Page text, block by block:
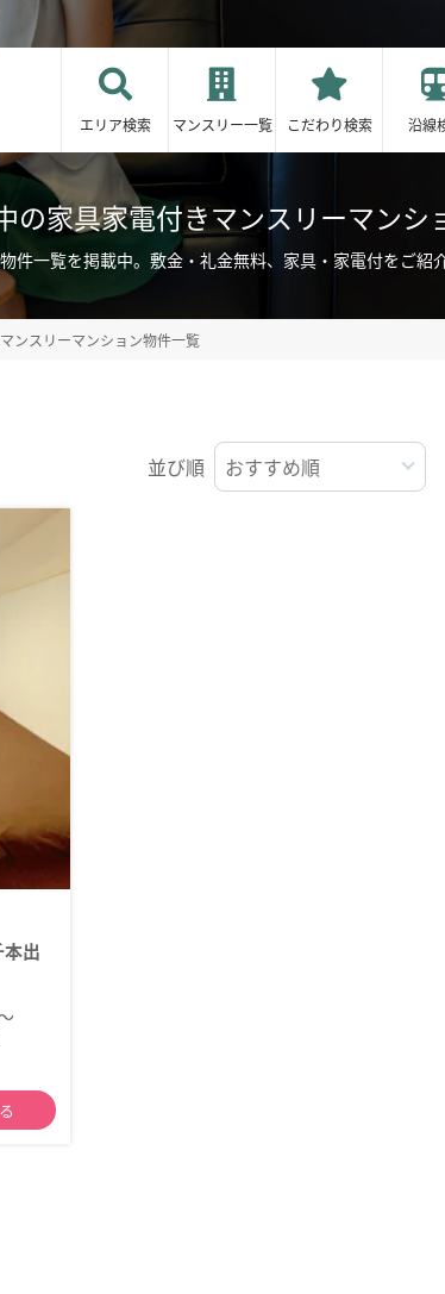
エリア検索 マンスリー一覧 こだわり検索 沿線
の家具家電付きマンスリーマンシ
一覧を掲載中。敷金・礼金無料、家具・家電付をご紹
ンスリーマンション物件一覧
並び順
出